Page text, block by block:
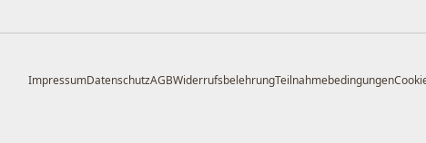
ImpressumDatenschutzAGBWiderrufsbelehrungTeilnahmebedingungen